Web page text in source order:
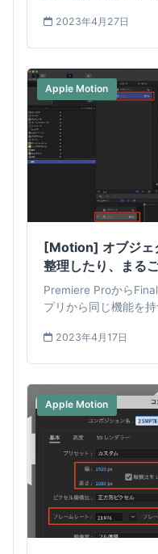
2023年4月27日
Apple Motion
[Motion] オブジェ
整理したり、まる
Premiere Proから
プリから同じ機能を
2023年4月17日
Apple Motion